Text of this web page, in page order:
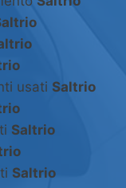
usati Saltrio
Saltrio
Saltrio